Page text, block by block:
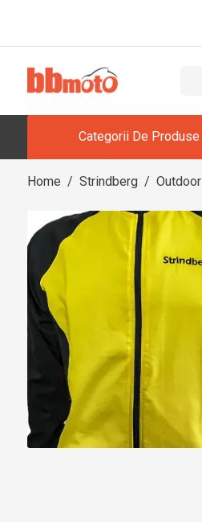
Categorii De Produse
Home / Strindberg / Outdoor